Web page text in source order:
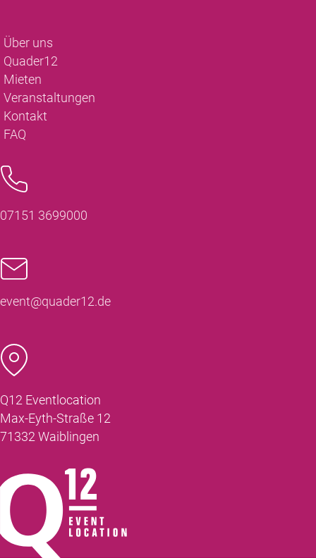
Über uns
Quader12
Mieten
Veranstaltungen
Kontakt
FAQ
07151 3699000
event@quader12.de
Q12 Eventlocation
Max-Eyth-Straße 12
71332 Waiblingen